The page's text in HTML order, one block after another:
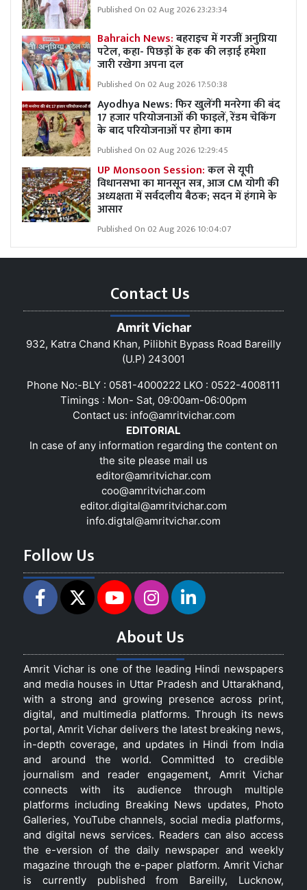
Published On 02 Aug 2026 23:23:34
Bahraich News:बहराइच में गरजीं अनुप्रिया
पटेल, कहा- पिछड़ों के हक की लड़ाई हमेशा
जारी रखेगा अपना दल
Published On 02 Aug 2026 17:50:38
Ayodhya News: फिर खुलेंगी मनरेगा की बंद
17 हजार परियोजनाओं की फाइलें, रेंडम चेकिंग
के बाद परियोजनाओं पर होगा काम
Published On 02 Aug 2026 12:29:45
UP Monsoon Session:कल से यूपी
विधानसभा का मानसून सत्र, आज CM योगी की
अध्यक्षता में सर्वदलीय बैठक; सदन में हंगामे के
आसार
Published On 02 Aug 2026 10:04:07
Contact Us
Amrit Vichar
932, Katra Chand Khan, Pilibhit Bypass Road Bareilly
(U.P) 243001
Phone No:-BLY : 0581-4000222 LKO : 0522-4008111
Timings : Mon- Sat, 09:00am-06:00pm
Contact us: info@amritvichar.com
EDITORIAL
In case of any information regarding the content on
the site please mail us
editor@amritvichar.com
coo@amritvichar.com
editor.digital@amritvichar.com
info.digtal@amritvichar.com
Follow Us
About Us
Amrit Vichar is one of the leading Hindi newspapers
and media houses in Uttar Pradesh and Uttarakhand,
with a strong and growing presence across print,
digital, and multimedia platforms. Through its news
portal, Amrit Vichar delivers the latest breaking news,
in-depth coverage, and updates in Hindi from India
and around the world. Committed to credible
journalism and reader engagement, Amrit Vichar
connects with its audience through multiple
platforms including Breaking News updates, Photo
Galleries, YouTube channels, social media platforms,
and digital news services. Readers can also access
the e-version of the daily newspaper and weekly
magazine through the e-paper platform. Amrit Vichar
is currently published from Bareilly, Lucknow,